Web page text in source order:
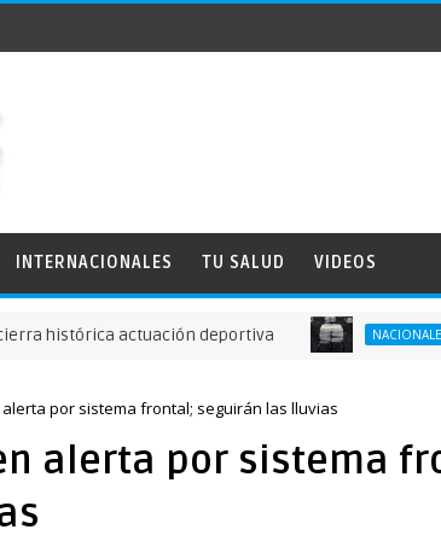
INTERNACIONALES TU SALUD VIDEOS
actuación deportiva NACIONALES
por sistema frontal; seguirán las lluvias
alerta por sistema